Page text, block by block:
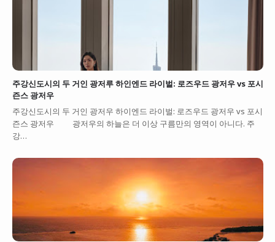
주강신도시의 두 거인 광저루 하인엔드 라이벌: 로즈우드 광저우 vs 포시
즌스 광저우
주강신도시의 두 거인 광저우 하이엔드 라이벌: 로즈우드 광저우 vs 포시
즌스 광저우 광저우의 하늘은 더 이상 구름만의 영역이 아니다. 주
강…